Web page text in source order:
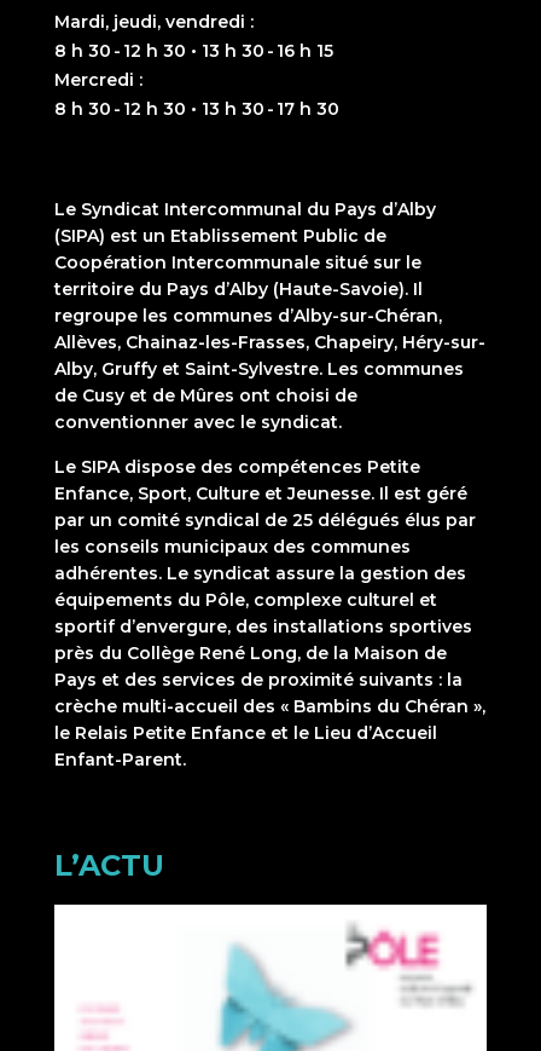
Mardi, jeudi, vendredi :
8 h 30 - 12 h 30 • 13 h 30 - 16 h 15
Mercredi :
8 h 30 - 12 h 30 • 13 h 30 - 17 h 30
Le Syndicat Intercommunal du Pays d’Alby
(SIPA) est un Etablissement Public de
Coopération Intercommunale situé sur le
territoire du Pays d’Alby (Haute-Savoie). Il
regroupe les communes d’Alby-sur-Chéran,
Allèves, Chainaz-les-Frasses, Chapeiry, Héry-sur-
Alby, Gruffy et Saint-Sylvestre. Les communes
de Cusy et de Mûres ont choisi de
conventionner avec le syndicat.
Le SIPA dispose des compétences Petite
Enfance, Sport, Culture et Jeunesse. Il est géré
par un comité syndical de 25 délégués élus par
les conseils municipaux des communes
adhérentes. Le syndicat assure la gestion des
équipements du Pôle, complexe culturel et
sportif d’envergure, des installations sportives
près du Collège René Long, de la Maison de
Pays et des services de proximité suivants : la
crèche multi-accueil des « Bambins du Chéran »,
le Relais Petite Enfance et le Lieu d’Accueil
Enfant-Parent.
L’ACTU